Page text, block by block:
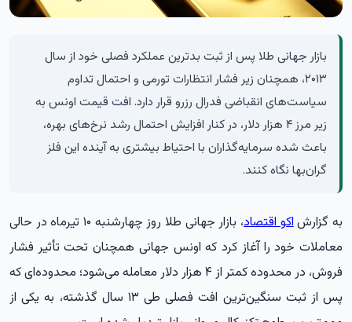
بازار جهانی طلا پس از ثبت بدترین عملکرد فصلی خود از سال
۲۰۱۳، همچنان زیر فشار انتظارات تورمی و احتمال تداوم
سیاست‌های انقباضی فدرال رزرو قرار دارد. افت قیمت اونس به
زیر مرز ۴ هزار دلار، در کنار افزایش احتمال رشد نرخ‌های بهره،
باعث شده سرمایه‌گذاران با احتیاط بیشتری به آینده این فلز
گران‌بها نگاه کنند.
به گزارشاکو اقتصاد
، بازار جهانی طلا روز چهارشنبه ۱۰ تیرماه در حالی
معاملات خود را آغاز کرد که اونس جهانی همچنان تحت تأثیر فشار
فروش، در محدوده کمتر از ۴ هزار دلار معامله می‌شود؛ محدوده‌ای که
پس از ثبت سنگین‌ترین افت فصلی طی ۱۳ سال گذشته، به یکی از